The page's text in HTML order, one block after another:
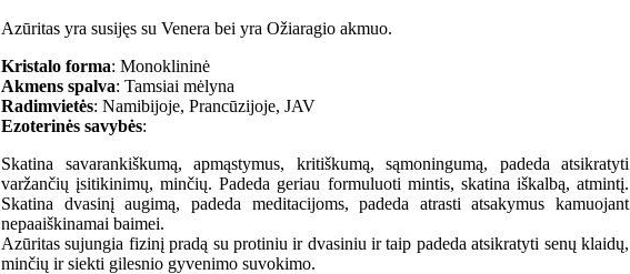
Azūritas yra susijęs su Venera bei yra Ožiaragio akmuo.
Kristalo forma: Monoklininė
Akmens spalva: Tamsiai mėlyna
Radimvietės: Namibijoje, Prancūzijoje, JAV
Ezoterinės savybės:
Skatina savarankiškumą, apmąstymus, kritiškumą, sąmoningumą, padeda atsikratyti
varžančių įsitikinimų, minčių. Padeda geriau formuluoti mintis, skatina iškalbą, atmintį.
Skatina dvasinį augimą, padeda meditacijoms, padeda atrasti atsakymus kamuojant
nepaaiškinamai baimei.
Azūritas sujungia fizinį pradą su protiniu ir dvasiniu ir taip padeda atsikratyti senų klaidų,
minčių ir siekti gilesnio gyvenimo suvokimo.